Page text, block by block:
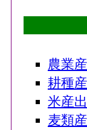
農業
耕種
米産
麦類